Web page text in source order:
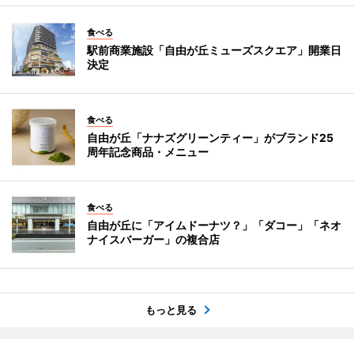
食べる
駅前商業施設「自由が丘ミューズスクエア」開業日
決定
食べる
自由が丘「ナナズグリーンティー」がブランド25
周年記念商品・メニュー
食べる
自由が丘に「アイムドーナツ？」「ダコー」「ネオ
ナイスバーガー」の複合店
もっと見る